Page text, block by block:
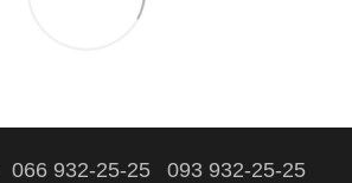
066 932-25-25 093 932-25-25